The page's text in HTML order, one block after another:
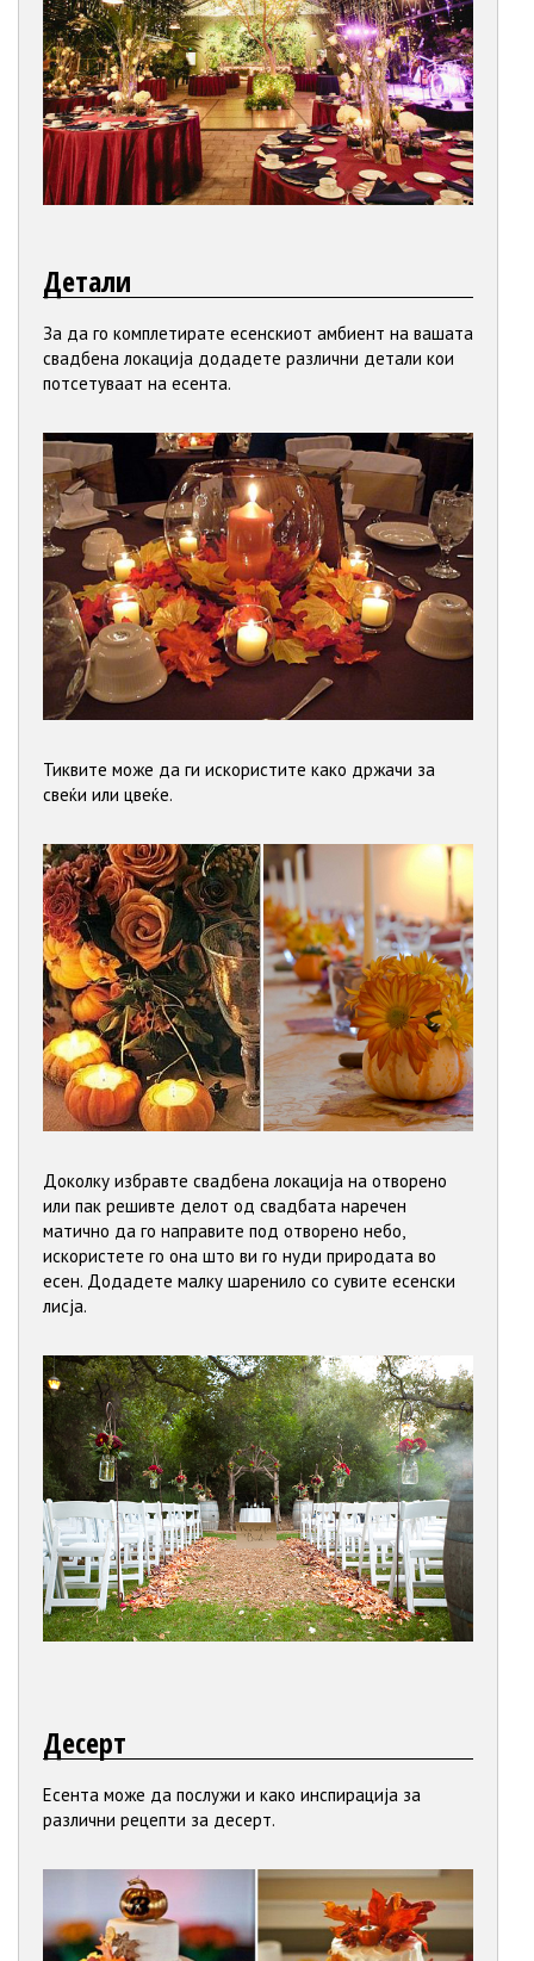
Детали
За да го комплетирате есенскиот амбиент на вашата
свадбена локација додадете различни детали кои
потсетуваат на есента.
Тиквите може да ги искористите како држачи за
свеќи или цвеќе.
Доколку избравте свадбена локација на отворено
или пак решивте делот од свадбата наречен
матично да го направите под отворено небо,
искористете го она што ви го нуди природата во
есен. Додадете малку шаренило со сувите есенски
лисја.
Десерт
Есента може да послужи и како инспирација за
различни рецепти за десерт.